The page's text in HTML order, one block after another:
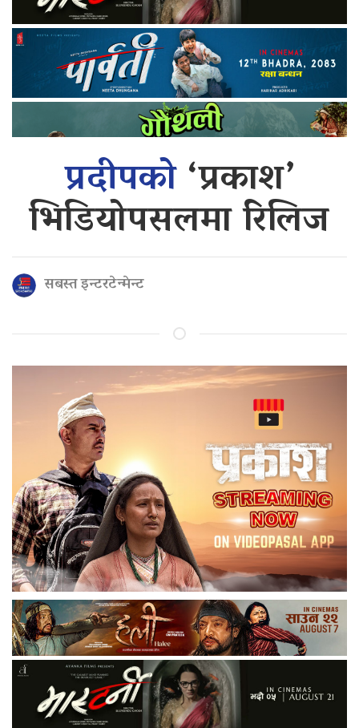
प्रदीपको‘प्रकाश’
भिडियोपसलमा रिलिज
सबस्त इन्टरटेन्मेन्ट